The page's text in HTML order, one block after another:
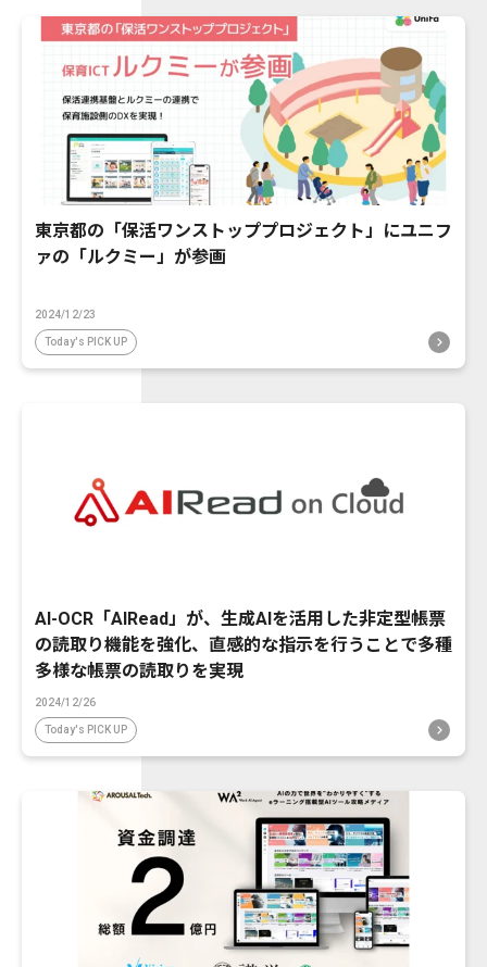
東京都の「保活ワンストッププロジェクト」にユニフ
ァの「ルクミー」が参画
2024/12/23
Today's PICK UP
AI-OCR「AIRead」が、生成AIを活用した非定型帳票
の読取り機能を強化、直感的な指示を行うことで多種
多様な帳票の読取りを実現
2024/12/26
Today's PICK UP